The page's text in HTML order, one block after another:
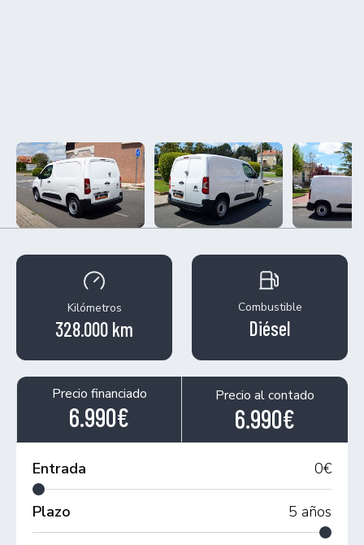
Kilómetros
328.000 km
Combustible
Diésel
Precio financiado
6.990€
Precio al contado
6.990€
Entrada 0€
Plazo 5 años